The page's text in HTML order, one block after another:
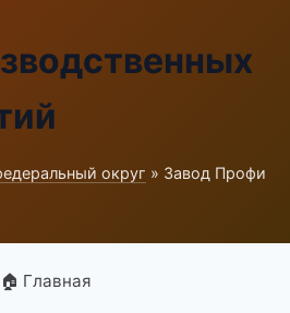
округ » Завод Профи
🏠 Главная